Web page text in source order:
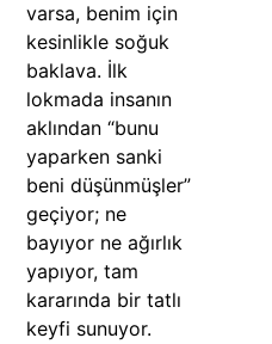
varsa, benim için
kesinlikle soğuk
baklava. İlk
lokmada insanın
aklından “bunu
yaparken sanki
beni düşünmüşler”
geçiyor; ne
bayıyor ne ağırlık
yapıyor, tam
kararında bir tatlı
keyfi sunuyor.